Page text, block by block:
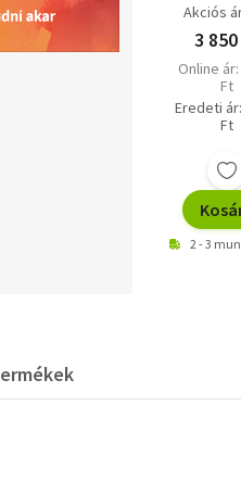
Akciós
3
Online
Ft
Eredeti
Ft
2 - 3